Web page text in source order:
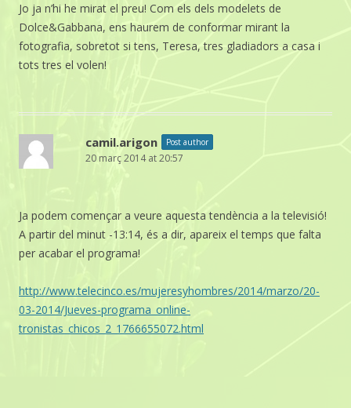
Jo ja n’hi he mirat el preu! Com els dels modelets de
Dolce&Gabbana, ens haurem de conformar mirant la
fotografia, sobretot si tens, Teresa, tres gladiadors a casa i
tots tres el volen!
camil.arigon Post author
20 març 2014 at 20:57
Ja podem començar a veure aquesta tendència a la televisió!
A partir del minut -13:14, és a dir, apareix el temps que falta
per acabar el programa!
http://www.telecinco.es/mujeresyhombres/2014/marzo/20-
03-2014/Jueves-programa_online-
tronistas_chicos_2_1766655072.html